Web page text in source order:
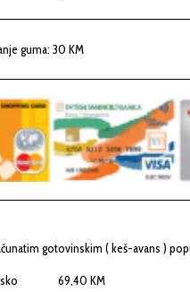
guma: 30 KM
gotovinskim ( keš-avans )
69,40 KM